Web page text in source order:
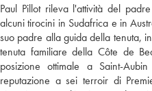
Paul Pillot rileva l'attività del
alcuni tirocini in Sudafrica e in
suo padre alla guida della tenuta,
tenuta familiare della Côte de
posizione ottimale a Saint-
reputazione a sei terroir di